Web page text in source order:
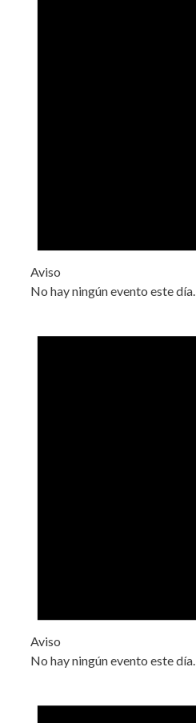
Aviso
No hay ningún evento este día.
Aviso
No hay ningún evento este día.